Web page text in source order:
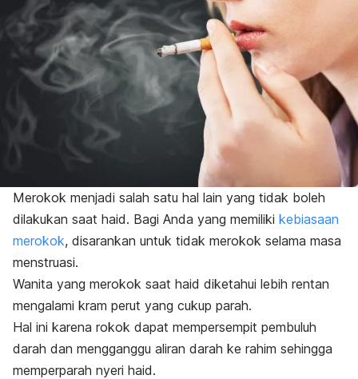
Merokok menjadi salah satu hal lain yang tidak boleh
dilakukan saat haid. Bagi Anda yang memiliki kebiasaan
merokok, disarankan untuk tidak merokok selama masa
menstruasi.
Wanita yang merokok saat haid diketahui lebih rentan
mengalami kram perut yang cukup parah.
Hal ini karena rokok dapat mempersempit pembuluh
darah dan mengganggu aliran darah ke rahim sehingga
memperparah nyeri haid.